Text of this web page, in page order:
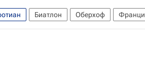
Биатлон Оберхоф
союз биатлонистов (IBU)
Кубок